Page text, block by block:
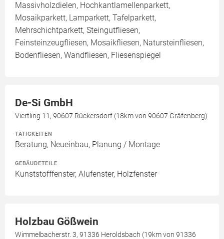
Massivholzdielen, Hochkantlamellenparkett,
Mosaikparkett, Lamparkett, Tafelparkett,
Mehrschichtparkett, Steingutfliesen,
Feinsteinzeugfliesen, Mosaikfliesen, Natursteinfliesen,
Bodenfliesen, Wandfliesen, Fliesenspiegel
De-Si GmbH
Viertling 11, 90607 Rückersdorf (18km von 90607 Gräfenberg)
TÄTIGKEITEN
Beratung, Neueinbau, Planung / Montage
GEBÄUDETEILE
Kunststofffenster, Alufenster, Holzfenster
Holzbau Gößwein
Wimmelbacherstr. 3, 91336 Heroldsbach (19km von 91336